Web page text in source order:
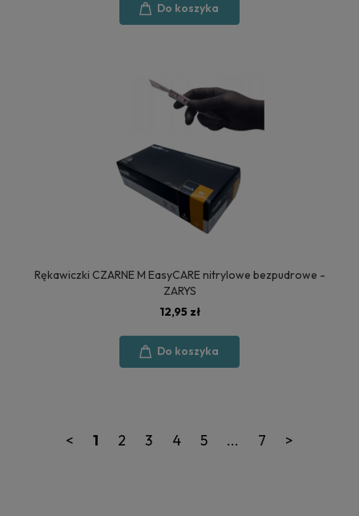
Do koszyka
Rękawiczki CZARNE M EasyCARE nitrylowe bezpudrowe -
ZARYS
12,95 zł
Do koszyka
< 1 2 3 4 5 ... 7 >